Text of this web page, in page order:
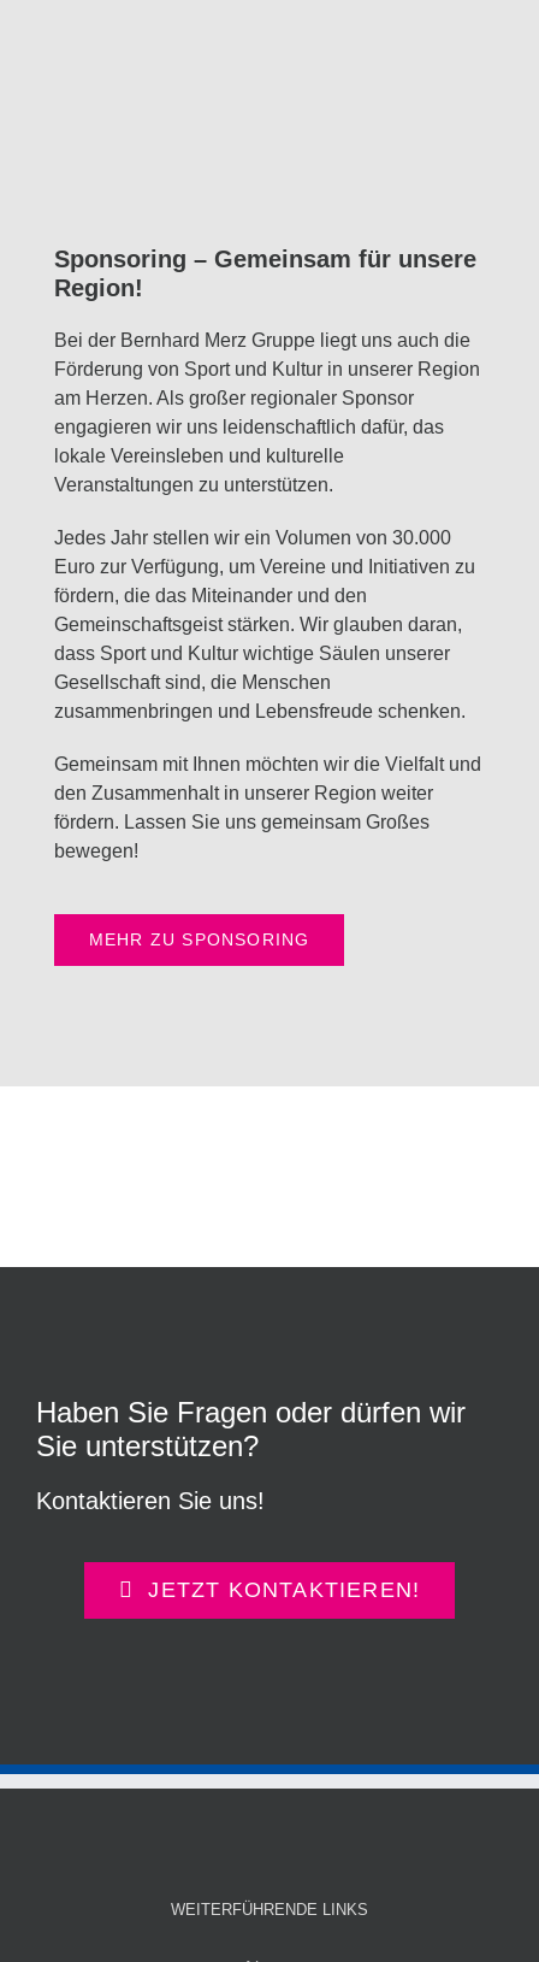
Sponsoring – Gemeinsam für unsere
Region!
Bei der Bernhard Merz Gruppe liegt uns auch die
Förderung von Sport und Kultur in unserer Region
am Herzen. Als großer regionaler Sponsor
engagieren wir uns leidenschaftlich dafür, das
lokale Vereinsleben und kulturelle
Veranstaltungen zu unterstützen.
Jedes Jahr stellen wir ein Volumen von 30.000
Euro zur Verfügung, um Vereine und Initiativen zu
fördern, die das Miteinander und den
Gemeinschaftsgeist stärken. Wir glauben daran,
dass Sport und Kultur wichtige Säulen unserer
Gesellschaft sind, die Menschen
zusammenbringen und Lebensfreude schenken.
Gemeinsam mit Ihnen möchten wir die Vielfalt und
den Zusammenhalt in unserer Region weiter
fördern. Lassen Sie uns gemeinsam Großes
bewegen!
MEHR ZU SPONSORING
Haben Sie Fragen oder dürfen wir
Sie unterstützen?
Kontaktieren Sie uns!
JETZT KONTAKTIEREN!
WEITERFÜHRENDE LINKS